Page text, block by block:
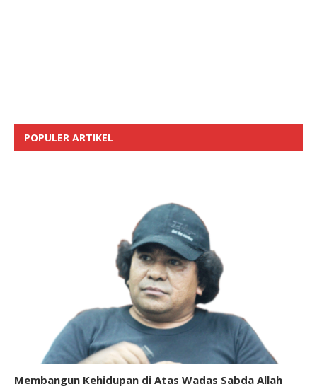
POPULER ARTIKEL
Membangun Kehidupan di Atas Wadas Sabda Allah